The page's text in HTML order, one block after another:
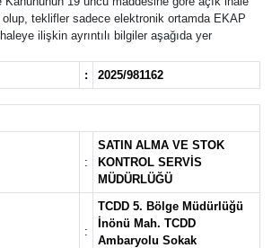
teklifler sadece elektronik ortamda EKAP
ilişkin ayrıntılı bilgiler aşağıda yer
: 2025/981162
:
SATIN ALMA VE STOK
KONTROL SERVİS
MÜDÜRLÜĞÜ
:
TCDD 5. Bölge Müdürlüğü
İnönü Mah. TCDD
Ambaryolu Sokak